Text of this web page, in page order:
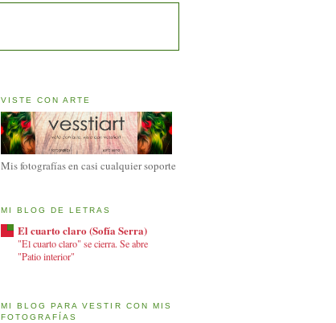
VISTE CON ARTE
Mis fotografías en casi cualquier soporte
MI BLOG DE LETRAS
El cuarto claro (Sofía Serra)
"El cuarto claro" se cierra. Se abre
"Patio interior"
MI BLOG PARA VESTIR CON MIS
FOTOGRAFÍAS